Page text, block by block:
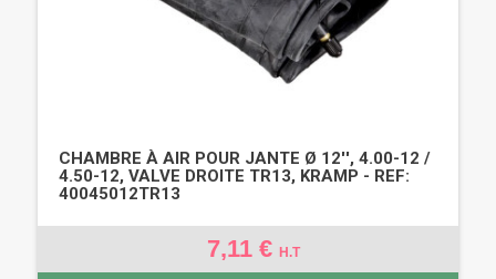
CHAMBRE À AIR POUR JANTE Ø 12'', 4.00-12 /
4.50-12, VALVE DROITE TR13, KRAMP - REF:
40045012TR13
7,11 € H.T